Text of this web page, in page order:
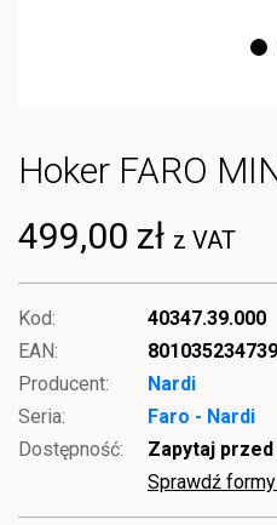
Hoker FARO
499,00 zł z VAT
Kod:
40347.39.000
EAN:
Producent:
Nardi
Seria:
Faro - Nardi
Dostępność:
Zapytaj
Sprawdź